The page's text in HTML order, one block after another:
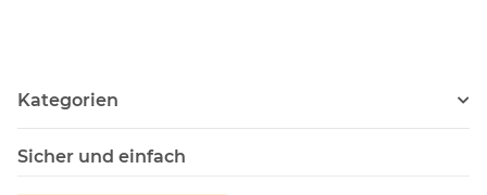
Kategorien
Sicher und einfach